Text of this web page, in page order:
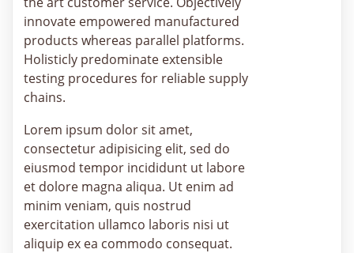
innovate empowered manufactured
products whereas parallel platforms.
Holisticly predominate extensible
testing procedures for reliable supply
chains.
Lorem ipsum dolor sit amet,
consectetur adipisicing elit, sed do
eiusmod tempor incididunt ut labore
et dolore magna aliqua. Ut enim ad
minim veniam, quis nostrud
exercitation ullamco laboris nisi ut
aliquip ex ea commodo consequat.